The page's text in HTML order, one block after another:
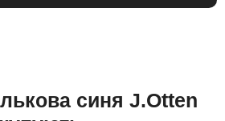
синя J.Otten